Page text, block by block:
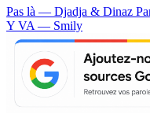
Pas là — Djadja & Dinaz
Y VA — Smily